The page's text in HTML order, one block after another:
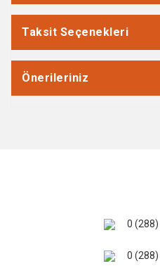
Taksit Seçenekleri
Önerileriniz
0 (288)
0 (288)